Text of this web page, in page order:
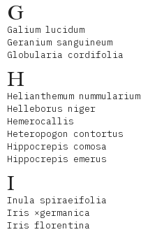
G
Galium lucidum
Geranium sanguineum
Globularia cordifolia
H
Helianthemum nummularium
Helleborus niger
Hemerocallis
Heteropogon contortus
Hippocrepis comosa
Hippocrepis emerus
I
Inula spiraeifolia
Iris ×germanica
Iris florentina